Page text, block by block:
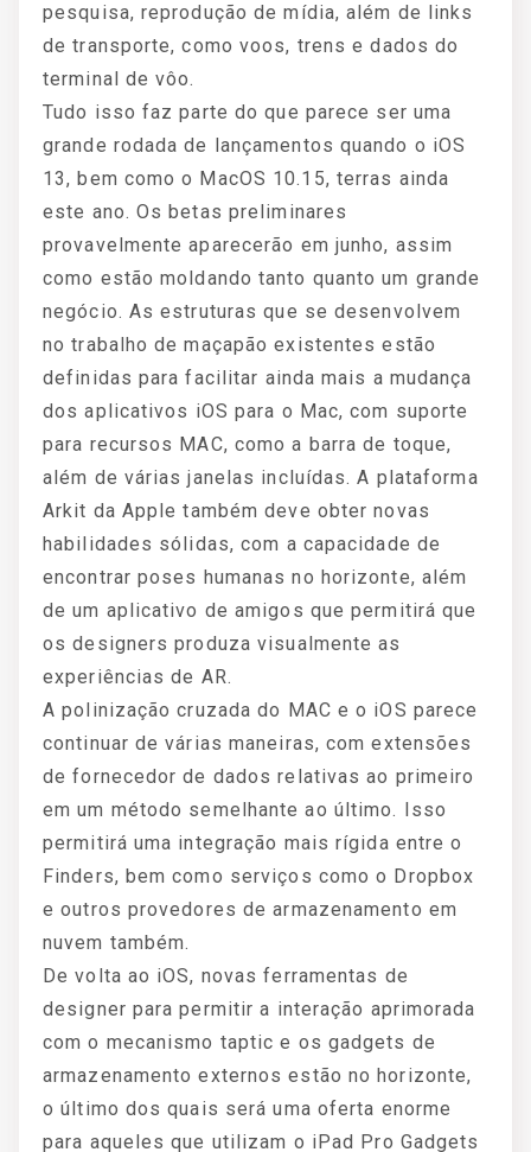
pesquisa, reprodução de mídia, além de links
de transporte, como voos, trens e dados do
terminal de vôo.
Tudo isso faz parte do que parece ser uma
grande rodada de lançamentos quando o iOS
13, bem como o MacOS 10.15, terras ainda
este ano. Os betas preliminares
provavelmente aparecerão em junho, assim
como estão moldando tanto quanto um grande
negócio. As estruturas que se desenvolvem
no trabalho de maçapão existentes estão
definidas para facilitar ainda mais a mudança
dos aplicativos iOS para o Mac, com suporte
para recursos MAC, como a barra de toque,
além de várias janelas incluídas. A plataforma
Arkit da Apple também deve obter novas
habilidades sólidas, com a capacidade de
encontrar poses humanas no horizonte, além
de um aplicativo de amigos que permitirá que
os designers produza visualmente as
experiências de AR.
A polinização cruzada do MAC e o iOS parece
continuar de várias maneiras, com extensões
de fornecedor de dados relativas ao primeiro
em um método semelhante ao último. Isso
permitirá uma integração mais rígida entre o
Finders, bem como serviços como o Dropbox
e outros provedores de armazenamento em
nuvem também.
De volta ao iOS, novas ferramentas de
designer para permitir a interação aprimorada
com o mecanismo taptic e os gadgets de
armazenamento externos estão no horizonte,
o último dos quais será uma oferta enorme
para aqueles que utilizam o iPad Pro Gadgets